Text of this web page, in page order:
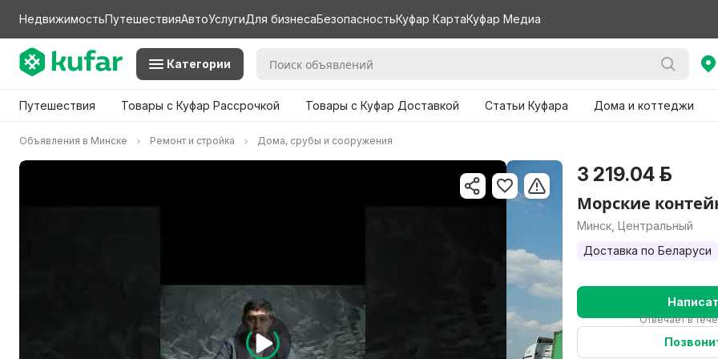
НедвижимостьПутешествияАвтоУслугиДля бизнесаБезопасностьКуфар КартаКуфар Медиа
Категории
Путешествия Товары с Куфар Рассрочкой Товары с Куфар Доставкой Статьи Куфара Дома и коттеджи
Объявления в Минске Ремонт и стройка Дома, срубы и сооружения
3 219.04 р.
Морские
Минск, Центральный
Доставка по Беларуси
Отвечает в